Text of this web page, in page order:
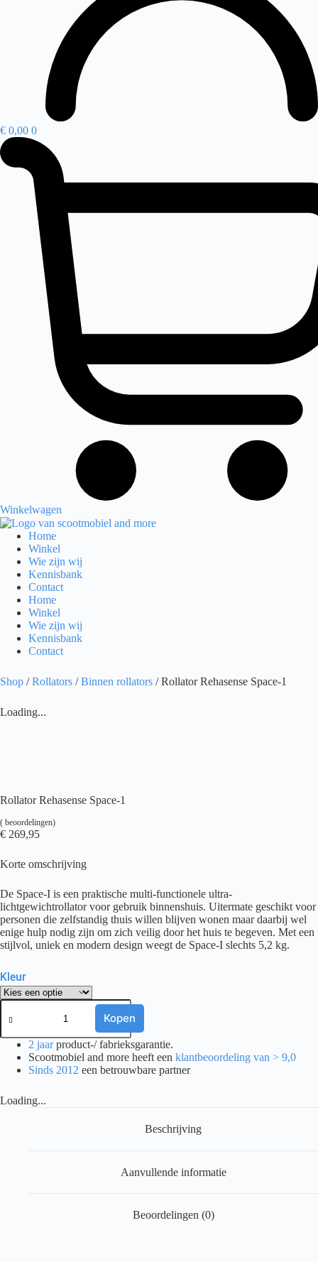
€ 0,00 0
Winkelwagen
Home
Winkel
Wie zijn wij
Kennisbank
Contact
Home
Winkel
Wie zijn wij
Kennisbank
Contact
Shop /Rollators /Binnen rollators / Rollator Rehasense Space-1
Loading...
Rollator Rehasense Space-1
( beoordelingen)
€ 269,95
Korte omschrijving
De Space-I is een praktische multi-functionele ultra-
lichtgewichtrollator voor gebruik binnenshuis. Uitermate geschikt voor
personen die zelfstandig thuis willen blijven wonen maar daarbij wel
enige hulp nodig zijn om zich veilig door het huis te begeven. Met een
stijlvol, uniek en modern design weegt de Space-I slechts 5,2 kg.
Kleur
Rollator
Rehasense
1
Kopen
2 jaarproduct-/ fabrieksgarantie.
Scootmobiel and more heeft een klantbeoordeling van > 9,0
Sinds 2012 een betrouwbare partner
Loading...
Beschrijving
Aanvullende informatie
Beoordelingen (0)